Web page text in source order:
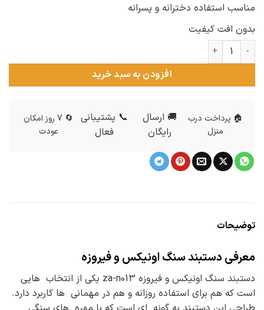
مناسب استفاده دخترانه و پسرانه
بدون افت کیفیت
دستبند سنگ اونیکس و فیروزه عدد
افزودن به سبد خرید
🏠 پرداخت درب
منزل
🚚 ارسال
رایگان
📞 پشتیبانی
فعال
🔄 7 روز امکان
عودت
توضیحات
معرفی دستبند سنگ اونیکس و فیروزه
دستبند سنگ اونیکس و فیروزه za-n013 یکی از انتخاب هایی
است که هم برای استفاده روزانه و هم در مهمانی ها کاربرد دارد.